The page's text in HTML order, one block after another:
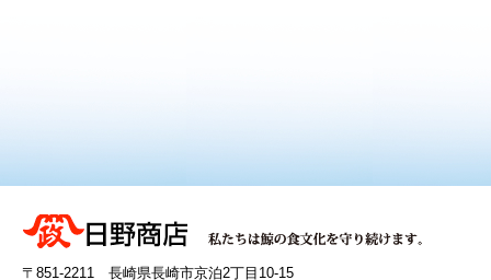
〒851-2211 長崎県長崎市京泊2丁目10-15